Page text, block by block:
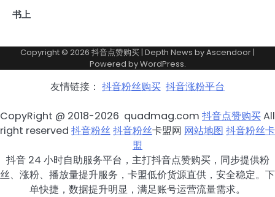
书上
Copyright © 2026 抖音点赞购买| Depth News byAscendoor|
Powered byWordPress.
友情链接： 抖音粉丝购买 抖音涨粉平台
CopyRight @ 2018-2026 quadmag.com 抖音点赞购买All
right reserved 抖音粉丝抖音粉丝卡盟网 网站地图 抖音粉丝卡
盟
抖音 24 小时自助服务平台，主打抖音点赞购买，同步提供粉
丝、涨粉、播放量提升服务，卡盟低价货源直供，安全稳定。下
单快捷，数据提升明显，满足账号运营流量需求。